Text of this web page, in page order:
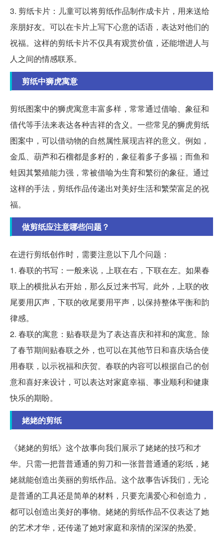
3. 剪纸卡片：儿童可以将剪纸作品制作成卡片，用来送给
亲朋好友。可以在卡片上写下心意的话语，表达对他们的
祝福。这样的剪纸卡片不仅具有观赏价值，还能增进人与
人之间的情感联系。
剪纸中狮虎寓意
剪纸图案中的狮虎寓意丰富多样，常常通过借喻、象征和
借代等手法来表达各种吉祥的含义。一些常见的狮虎剪纸
图案中，可以借动物的自然属性展现吉祥的意义。例如，
金瓜、葫芦和石榴都是多籽的，象征着多子多福；而鱼和
蛙因其繁殖能力强，常被借喻为生育和繁衍的象征。通过
这样的手法，剪纸作品传递出对美好生活和繁荣富足的祝
福。
做剪纸应注意哪些问题？
在进行剪纸创作时，需要注意以下几个问题：
1. 春联的书写：一般来说，上联在右，下联在左。如果春
联上的横批从右开始，那么反过来书写。此外，上联的收
尾要用仄声，下联的收尾要用平声，以保持整体平衡和韵
律感。
2. 春联的寓意：贴春联是为了表达喜庆和祥和的寓意。除
了春节期间贴春联之外，也可以在其他节日和喜庆场合使
用春联，以示祝福和庆贺。春联的内容可以根据自己的创
意和喜好来设计，可以表达对家庭幸福、事业顺利和健康
快乐的期盼。
姥姥的剪纸
《姥姥的剪纸》这个故事向我们展示了姥姥的技巧和才
华。只需一把普普通通的剪刀和一张普普通通的彩纸，姥
姥就能创造出美丽的剪纸作品。这个故事告诉我们，无论
是普通的工具还是简单的材料，只要充满爱心和创造力，
都可以创造出美好的事物。姥姥的剪纸作品不仅表达了她
的艺术才华，还传递了她对家庭和亲情的深深的热爱。